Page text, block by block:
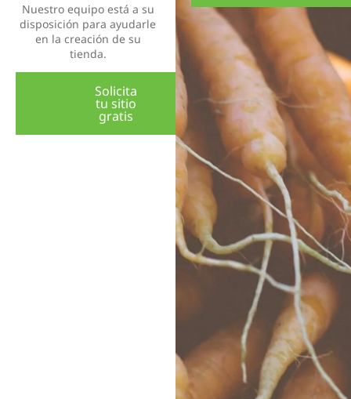
Nuestro equipo está a su
disposición para ayudarle
en la creación de su
tienda.
Solicita
tu sitio
gratis